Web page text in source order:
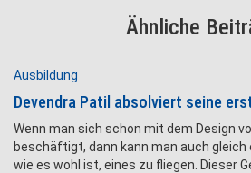
Ähnliche
Ausbildung
Devendra Patil absolviert seine
Wenn man sich schon mit dem Design
beschäftigt, dann kann man auch gleich
wie es wohl ist, eines zu fliegen. Dieser